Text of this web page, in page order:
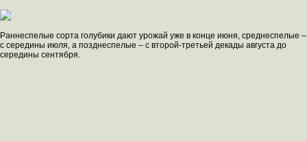
Раннеспелые сорта голубики дают урожай уже в конце июня, среднеспелые –
с середины июля, а позднеспелые – с второй-третьей декады августа до
середины сентября.